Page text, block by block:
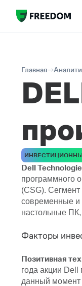
Главная
Dell
программного
(CSG).
современные и
настольные
Факторы
Позитивная
года акции
данный момент